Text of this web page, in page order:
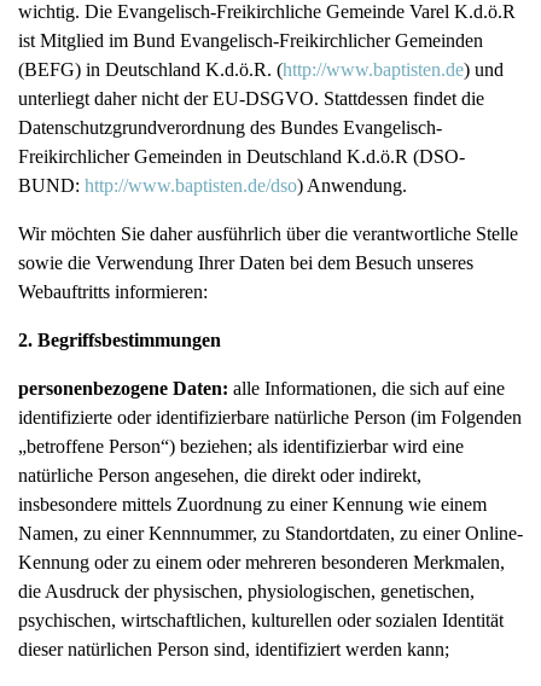
wichtig. Die Evangelisch-Freikirchliche Gemeinde Varel K.d.ö.R
ist Mitglied im Bund Evangelisch-Freikirchlicher Gemeinden
(BEFG) in Deutschland K.d.ö.R. (http://www.baptisten.de) und
unterliegt daher nicht der EU-DSGVO. Stattdessen findet die
Datenschutzgrundverordnung des Bundes Evangelisch-
Freikirchlicher Gemeinden in Deutschland K.d.ö.R (DSO-
BUND: http://www.baptisten.de/dso) Anwendung.
Wir möchten Sie daher ausführlich über die verantwortliche Stelle
sowie die Verwendung Ihrer Daten bei dem Besuch unseres
Webauftritts informieren:
2. Begriffsbestimmungen
personenbezogene Daten: alle Informationen, die sich auf eine
identifizierte oder identifizierbare natürliche Person (im Folgenden
„betroffene Person“) beziehen; als identifizierbar wird eine
natürliche Person angesehen, die direkt oder indirekt,
insbesondere mittels Zuordnung zu einer Kennung wie einem
Namen, zu einer Kennnummer, zu Standortdaten, zu einer Online-
Kennung oder zu einem oder mehreren besonderen Merkmalen,
die Ausdruck der physischen, physiologischen, genetischen,
psychischen, wirtschaftlichen, kulturellen oder sozialen Identität
dieser natürlichen Person sind, identifiziert werden kann;